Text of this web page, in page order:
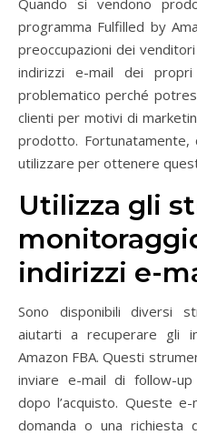
programma Fulfilled by
preoccupazioni dei
indirizzi e-mail dei
problematico perché
clienti per motivi di
prodotto. Fortunatamente,
utilizzare per ottenere
Utilizza gli
indirizzi e-
Sono disponibili diversi
aiutarti a recuperare gli
Amazon FBA. Questi
inviare e-mail di follow-
dopo l’acquisto. Queste
domanda o una richiesta